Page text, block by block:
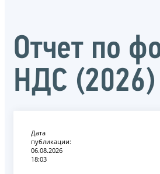
Отчет по
НДС (2026)
Дата
публикации:
06.08.2026
18:03